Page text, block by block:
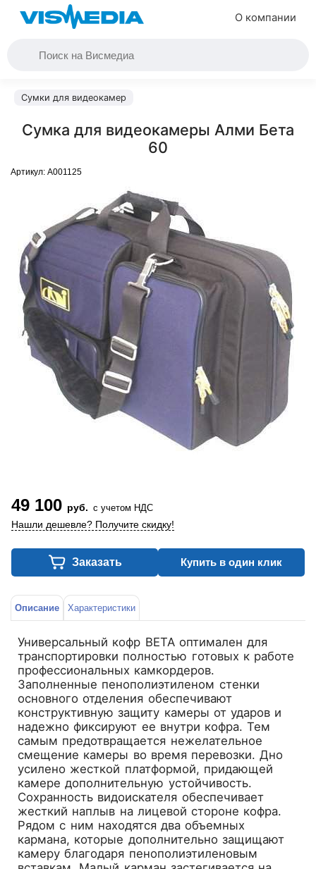
О компании
Сумки для видеокамер
Сумка для видеокамеры Алми Бета
60
Артикул: A001125
49 100 руб. с учетом НДС
Нашли дешевле? Получите скидку!
Заказать Купить в один клик
Описание Характеристики
Универсальный кофр BETA оптимален для
транспортировки полностью готовых к работе
профессиональных камкордеров.
Заполненные пенополиэтиленом стенки
основного отделения обеспечивают
конструктивную защиту камеры от ударов и
надежно фиксируют ее внутри кофра. Тем
самым предотвращается нежелательное
смещение камеры во время перевозки. Дно
усилено жесткой платформой, придающей
камере дополнительную устойчивость.
Сохранность видоискателя обеспечивает
жесткий наплыв на лицевой стороне кофра.
Рядом с ним находятся два объемных
кармана, которые дополнительно защищают
камеру благодаря пенополиэтиленовым